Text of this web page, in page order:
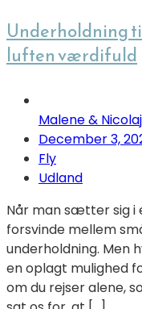
Underholdning
luften værdifuld
Malene & Nicolaj
December 3,
Fly
Udland
Når man sætter sig i
forsvinde mellem
underholdning. Men
en oplagt mulighed
om du rejser alene,